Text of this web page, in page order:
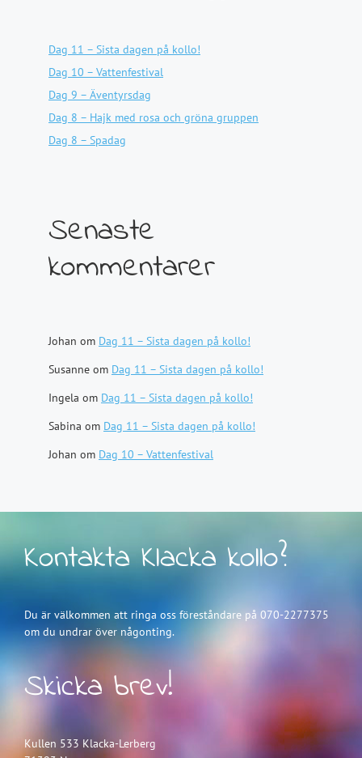
Dag 11 – Sista dagen på kollo!
Dag 10 – Vattenfestival
Dag 9 – Äventyrsdag
Dag 8 – Hajk med rosa och gröna gruppen
Dag 8 – Spadag
Senaste
kommentarer
Johan om Dag 11 – Sista dagen på kollo!
Susanne om Dag 11 – Sista dagen på kollo!
Ingela om Dag 11 – Sista dagen på kollo!
Sabina om Dag 11 – Sista dagen på kollo!
Johan om Dag 10 – Vattenfestival
Kontakta Klacka kollo?
Du är välkommen att ringa oss föreståndare på 070-2277375
om du undrar över någonting.
Skicka brev!
Kullen 533 Klacka-Lerberg